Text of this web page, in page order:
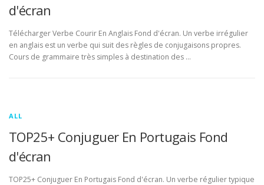
d'écran
Télécharger Verbe Courir En Anglais Fond d'écran. Un verbe irrégulier
en anglais est un verbe qui suit des règles de conjugaisons propres.
Cours de grammaire très simples à destination des …
ALL
TOP25+ Conjuguer En Portugais Fond
d'écran
TOP25+ Conjuguer En Portugais Fond d'écran. Un verbe régulier typique